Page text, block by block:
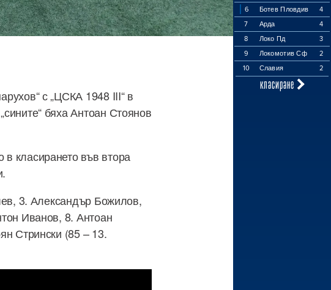
6
Ботев Пловдив
4
7
Арда
4
8
Локо Пд
3
9
Локомотив Сф
2
10
Славия 2
класиране
с „ЦСКА 1948 III“ в
бяха Антоан Стоянов
класирането във втора
3. Александър Божилов,
Иванов, 8. Антоан
Стрински (85 – 13.